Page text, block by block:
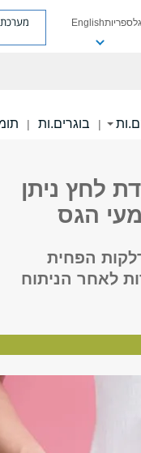
ספריותEnglish מערכת
| בוגרים.ות |
לחץ ניתן
הגס
הפחית
לאחר הניתוח